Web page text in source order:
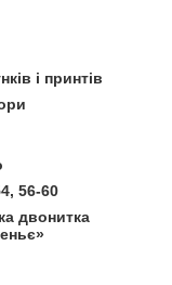
і принтів
56-60
двонитка